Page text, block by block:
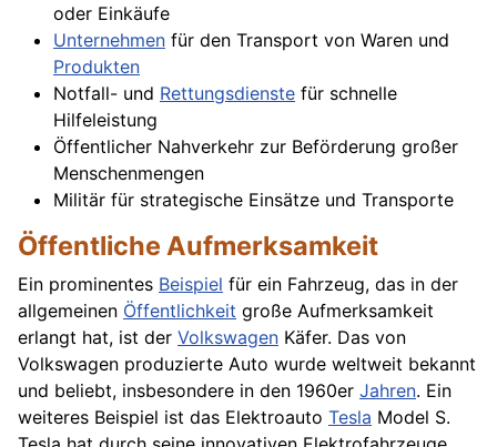
oder Einkäufe
Unternehmen für den Transport von Waren und
Produkten
Notfall- und Rettungsdienste für schnelle
Hilfeleistung
Öffentlicher Nahverkehr zur Beförderung großer
Menschenmengen
Militär für strategische Einsätze und Transporte
Öffentliche Aufmerksamkeit
Ein prominentes Beispiel für ein Fahrzeug, das in der
allgemeinen Öffentlichkeit große Aufmerksamkeit
erlangt hat, ist der Volkswagen Käfer. Das von
Volkswagen produzierte Auto wurde weltweit bekannt
und beliebt, insbesondere in den 1960er Jahren. Ein
weiteres Beispiel ist das Elektroauto Tesla Model S.